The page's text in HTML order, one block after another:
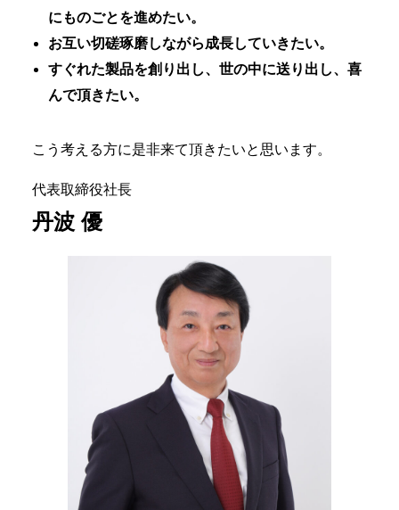
にものごとを進めたい。
お互い切磋琢磨しながら成長していきたい。
すぐれた製品を創り出し、世の中に送り出し、喜
んで頂きたい。
こう考える方に是非来て頂きたいと思います。
代表取締役社長
丹波 優